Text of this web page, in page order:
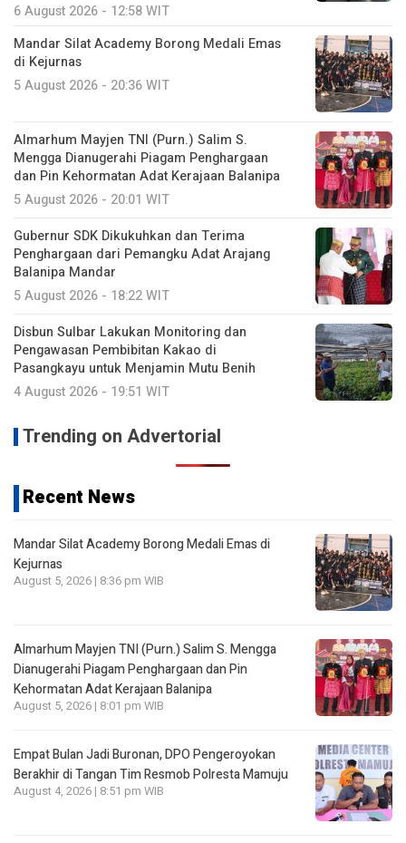
6 August 2026 - 12:58 WIT
Mandar Silat Academy Borong Medali Emas
di Kejurnas
5 August 2026 - 20:36 WIT
Almarhum Mayjen TNI (Purn.) Salim S.
Mengga Dianugerahi Piagam Penghargaan
dan Pin Kehormatan Adat Kerajaan Balanipa
5 August 2026 - 20:01 WIT
Gubernur SDK Dikukuhkan dan Terima
Penghargaan dari Pemangku Adat Arajang
Balanipa Mandar
5 August 2026 - 18:22 WIT
Disbun Sulbar Lakukan Monitoring dan
Pengawasan Pembibitan Kakao di
Pasangkayu untuk Menjamin Mutu Benih
4 August 2026 - 19:51 WIT
Trending on Advertorial
Recent News
Mandar Silat Academy Borong Medali Emas di
Kejurnas
August 5, 2026 | 8:36 pm WIB
Almarhum Mayjen TNI (Purn.) Salim S. Mengga
Dianugerahi Piagam Penghargaan dan Pin
Kehormatan Adat Kerajaan Balanipa
August 5, 2026 | 8:01 pm WIB
Empat Bulan Jadi Buronan, DPO Pengeroyokan
Berakhir di Tangan Tim Resmob Polresta Mamuju
August 4, 2026 | 8:51 pm WIB